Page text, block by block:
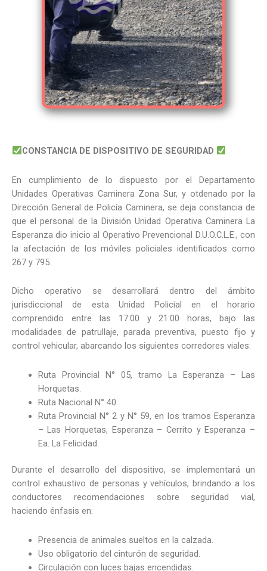
CONSTANCIA DE DISPOSITIVO DE SEGURIDAD
En cumplimiento de lo dispuesto por el Departamento
Unidades Operativas Caminera Zona Sur, y otdenado por la
Dirección General de Policía Caminera, se deja constancia de
que el personal de la División Unidad Operativa Caminera La
Esperanza dio inicio al Operativo Prevencional D.U.O.C.L.E., con
la afectación de los móviles policiales identificados como
267 y 795.
Dicho operativo se desarrollará dentro del ámbito
jurisdiccional de esta Unidad Policial en el horario
comprendido entre las 17:00 y 21:00 horas, bajo las
modalidades de patrullaje, parada preventiva, puesto fijo y
control vehicular, abarcando los siguientes corredores viales:
Ruta Provincial N° 05, tramo La Esperanza – Las
Horquetas.
Ruta Nacional N° 40.
Ruta Provincial N° 2 y N° 59, en los tramos Esperanza
– Las Horquetas, Esperanza – Cerrito y Esperanza –
Ea. La Felicidad.
Durante el desarrollo del dispositivo, se implementará un
control exhaustivo de personas y vehículos, brindando a los
conductores recomendaciones sobre seguridad vial,
haciendo énfasis en:
Presencia de animales sueltos en la calzada.
Uso obligatorio del cinturón de seguridad.
Circulación con luces bajas encendidas.